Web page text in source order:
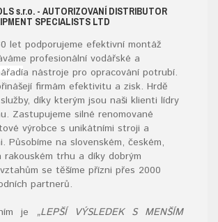
s.r.o. - AUTORIZOVANÍ DISTRIBUTOR
SPECIALISTS LTD
let podporujeme efektivní montáž
profesionální vodářské a
a nástroje pro opracování potrubí.
firmám efektivitu a zisk. Hrdě
díky kterým jsou naši klienti lídry
Zastupujeme silné renomované
výrobce s unikátními stroji a
Působíme na slovenském, českém,
rakouském trhu a díky dobrým
se těšíme přízni přes 2000
partnerů.
je „LEPŠÍ VÝSLEDEK S MENŠÍM